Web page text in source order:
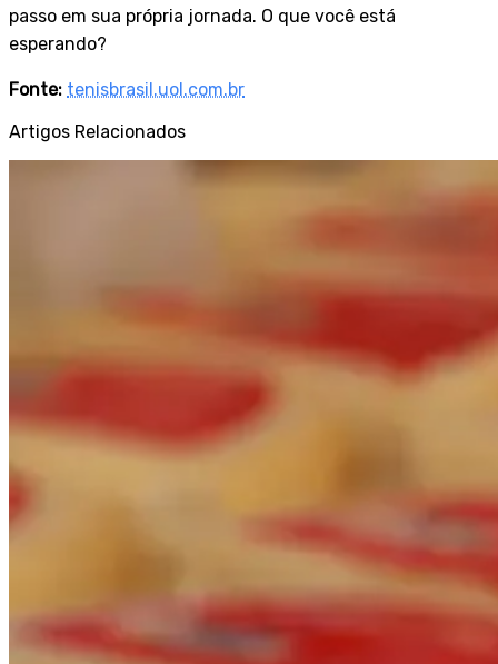
passo em sua própria jornada. O que você está
esperando?
Fonte: tenisbrasil.uol.com.br
Artigos Relacionados